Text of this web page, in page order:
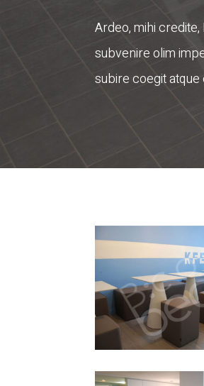
Ardeo, mihi
subvenire olim
subire coegit